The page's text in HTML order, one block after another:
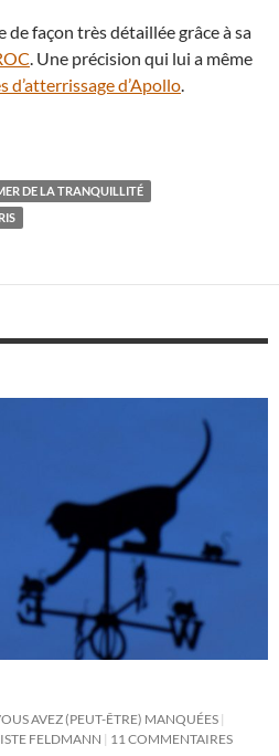
de façon très détaillée grâce à sa
. Une précision qui lui a même
d’atterrissage d’Apollo
a découvert un nouveau cratère
DE LA TRANQUILLITÉ
AVEZ (PEUT-ÊTRE) MANQUÉES
FELDMANN 11 COMMENTAIRES